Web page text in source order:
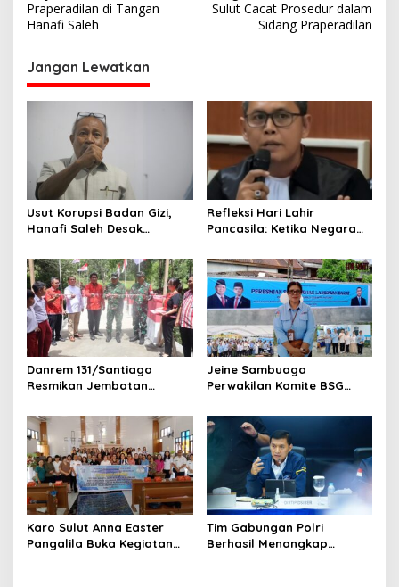
v
i
g
a
p
o
s
Praperadilan di Tangan
Hanafi Saleh
Sulut Cacat Prosedur dalam
Sidang Praperadilan
Jangan Lewatkan
Usut Korupsi Badan Gizi,
Hanafi Saleh Desak
Tegas Tanpa Pilih Kasih
Refleksi Hari Lahir
Pancasila: Ketika Negara
Alam Dirusak, dan Rupiah
Terpuruk
Danrem 131/Santiago
Resmikan Jembatan
Jeine Sambuaga
Perwakilan Komite BSG
SPPG Langowan Barat
Karo Sulut Anna Easter
Pangalila Buka Kegiatan
Tim Gabungan Polri
Berhasil Menangkap